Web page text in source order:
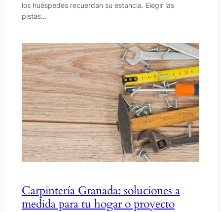
los huéspedes recuerdan su estancia. Elegir las
pistas…
Carpintería Granada: soluciones a
medida para tu hogar o proyecto